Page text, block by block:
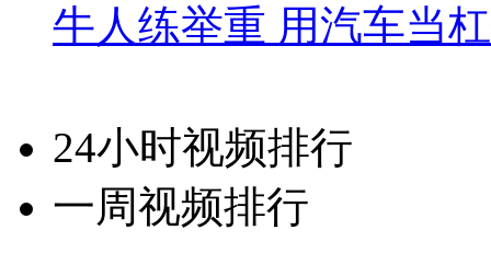
牛人练举重 用汽车当
24小时视频排行
一周视频排行